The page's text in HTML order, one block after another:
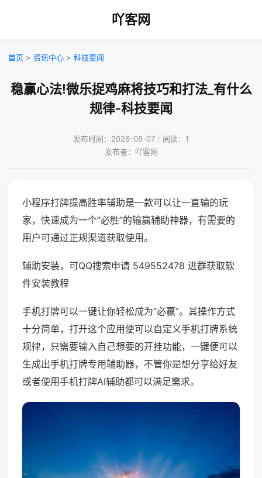
吖客网
首页 > 资讯中心 > 科技要闻
稳赢心法!微乐捉鸡麻将技巧和打法_有什么
规律-科技要闻
发布时间：2026-08-07｜阅读：1
发布者：吖客网
小程序打牌提高胜率辅助是一款可以让一直输的玩
家，快速成为一个“必胜”的输赢辅助神器，有需要的
用户可通过正规渠道获取使用。
辅助安装，可QQ搜索申请 549552478 进群获取软
件安装教程
手机打牌可以一键让你轻松成为“必赢”。其操作方式
十分简单，打开这个应用便可以自定义手机打牌系统
规律，只需要输入自己想要的开挂功能，一键便可以
生成出手机打牌专用辅助器，不管你是想分享给好友
或者使用手机打牌AI辅助都可以满足需求。